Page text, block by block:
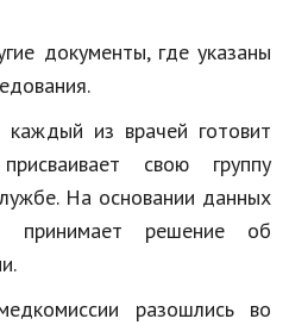
документы, где указаны
из врачей готовит
свою группу
На основании данных
принимает решение об
разошлись во